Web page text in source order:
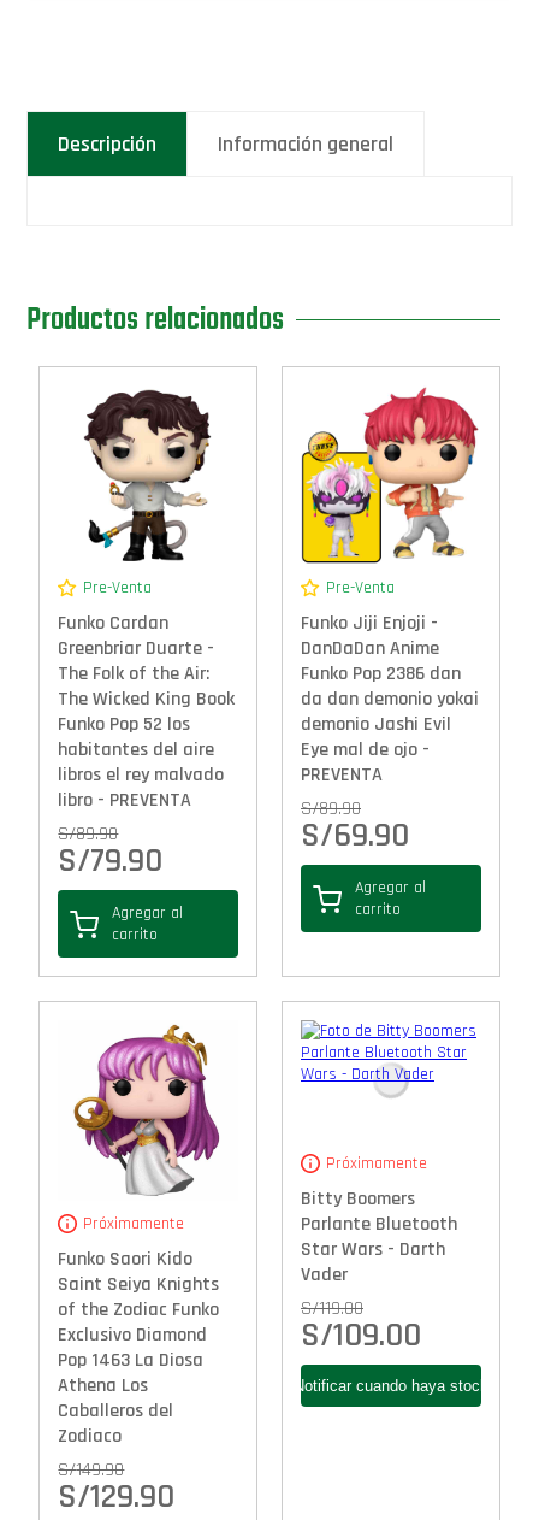
Descripción Información general
Productos relacionados
Pre-Venta
Funko Cardan
Greenbriar Duarte -
The Folk of the Air:
The Wicked King Book
Funko Pop 52 los
habitantes del aire
libros el rey malvado
libro - PREVENTA
S/89.90
S/79.90
Agregar al
carrito
Pre-Venta
Funko Jiji Enjoji -
DanDaDan Anime
Funko Pop 2386 dan
da dan demonio yokai
demonio Jashi Evil
Eye mal de ojo -
PREVENTA
S/89.90
S/69.90
Agregar al
carrito
Próximamente
Funko Saori Kido
Saint Seiya Knights
of the Zodiac Funko
Exclusivo Diamond
Pop 1463 La Diosa
Athena Los
Caballeros del
Zodiaco
S/149.90
S/129.90
Próximamente
Bitty Boomers
Parlante Bluetooth
Star Wars - Darth
Vader
S/119.00
S/109.00